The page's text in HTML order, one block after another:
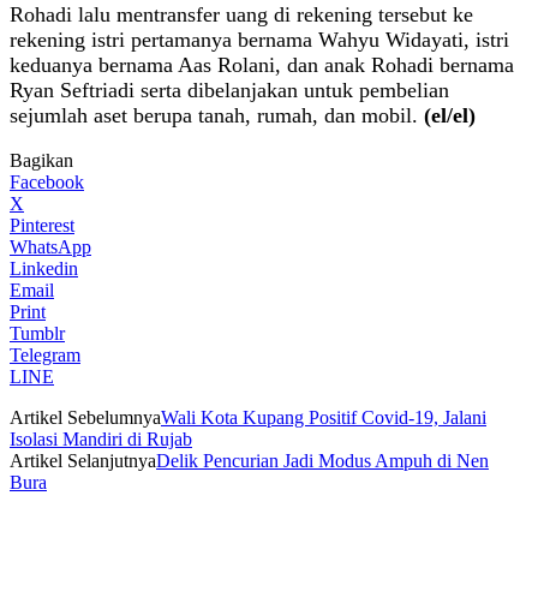
Rohadi lalu mentransfer uang di rekening tersebut ke
rekening istri pertamanya bernama Wahyu Widayati, istri
keduanya bernama Aas Rolani, dan anak Rohadi bernama
Ryan Seftriadi serta dibelanjakan untuk pembelian
sejumlah aset berupa tanah, rumah, dan mobil. (el/el)
Bagikan
Facebook
X
Pinterest
WhatsApp
Linkedin
Email
Print
Tumblr
Telegram
LINE
Artikel SebelumnyaWali Kota Kupang Positif Covid-19, Jalani
Isolasi Mandiri di Rujab
Artikel SelanjutnyaDelik Pencurian Jadi Modus Ampuh di Nen
Bura